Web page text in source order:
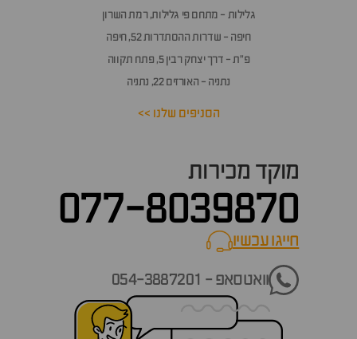
גלילות - מתחם פי גלילות, רמת השרון
חיפה - שדרות ההסתדרות 52, חיפה
פ״ת - דרך יצחק רבין 5, פתח תקווה
נתניה - האורזים 22, נתניה
הסניפים שלנו >>
מוקד מכירות
077-8039870
חייגו עכשיוcall now
וואטסאפ - 054-3887201